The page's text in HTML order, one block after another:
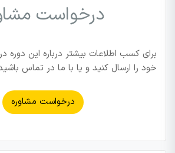
درخواست
برای کسب اطلاعات بیشتر درباره این دوره
خود را ارسال کنید و یا با ما در تماس
درخواست مشاوره